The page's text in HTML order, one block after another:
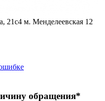
21с4 м. Менделеевская 12
обращения*